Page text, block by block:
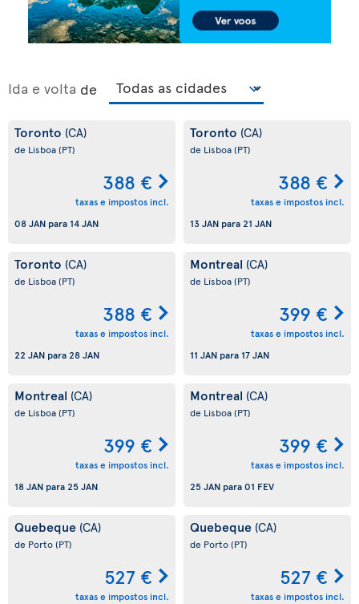
Ida e volta de
Toronto (CA)
de Lisboa(PT)
388 €
taxas e impostos incl.
08 JAN para 14 JAN
Toronto (CA)
de Lisboa(PT)
388 €
taxas e impostos incl.
13 JAN para21 JAN
Toronto (CA)
de Lisboa(PT)
388 €
taxas e impostos incl.
22 JAN para28 JAN
Montreal (CA)
de Lisboa(PT)
399 €
taxas e impostos incl.
11 JAN para 17 JAN
Montreal (CA)
de Lisboa(PT)
399 €
taxas e impostos incl.
18 JAN para25 JAN
Montreal (CA)
de Lisboa(PT)
399 €
taxas e impostos incl.
25 JAN para01 FEV
Quebeque (CA)
de Porto(PT)
527 €
taxas e impostos incl.
Quebeque (CA)
de Porto(PT)
527 €
taxas e impostos incl.